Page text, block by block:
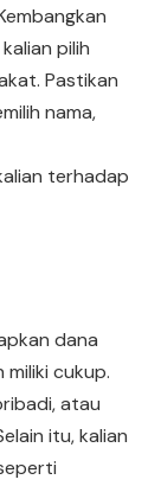
pilih
Pastikan
nama,
terhadap
dana
cukup.
atau
itu, kalian